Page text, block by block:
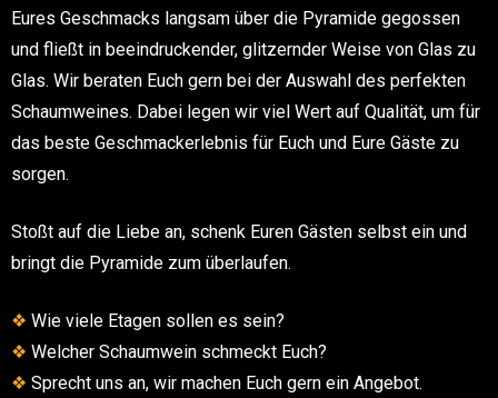
Eures Geschmacks langsam über die Pyramide gegossen
und fließt in beeindruckender, glitzernder Weise von Glas zu
Glas. Wir beraten Euch gern bei der Auswahl des perfekten
Schaumweines. Dabei legen wir viel Wert auf Qualität, um für
das beste Geschmackerlebnis für Euch und Eure Gäste zu
sorgen.
Stoßt auf die Liebe an, schenk Euren Gästen selbst ein und
bringt die Pyramide zum überlaufen.
❖ Wie viele Etagen sollen es sein?
❖ Welcher Schaumwein schmeckt Euch?
❖ Sprecht uns an, wir machen Euch gern ein Angebot.